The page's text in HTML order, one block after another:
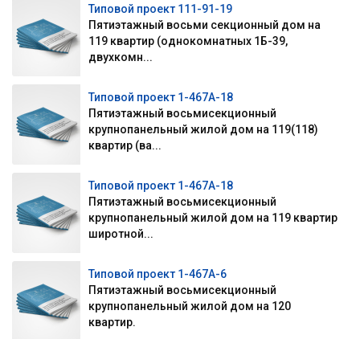
Типовой проект 111-91-19
Пятиэтажный восьми секционный дом на
119 квартир (однокомнатных 1Б-39,
двухкомн...
Типовой проект 1-467А-18
Пятиэтажный восьмисекционный
крупнопанельный жилой дом на 119(118)
квартир (ва...
Типовой проект 1-467А-18
Пятиэтажный восьмисекционный
крупнопанельный жилой дом на 119 квартир
широтной...
Типовой проект 1-467А-6
Пятиэтажный восьмисекционный
крупнопанельный жилой дом на 120
квартир.